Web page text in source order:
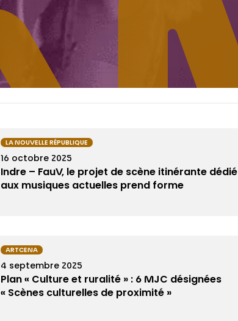
LA NOUVELLE RÉPUBLIQUE
16 octobre 2025
Indre – FauV, le projet de scène itinérante dédié
aux musiques actuelles prend forme
ARTCENA
4 septembre 2025
Plan « Culture et ruralité » : 6 MJC désignées
« Scènes culturelles de proximité »